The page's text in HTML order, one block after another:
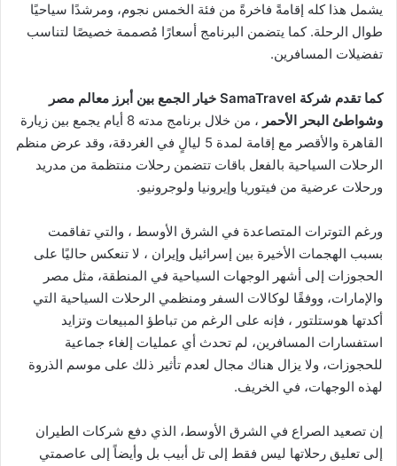
يشمل هذا كله إقامةً فاخرةً من فئة الخمس نجوم، ومرشدًا سياحيًا
طوال الرحلة. كما يتضمن البرنامج أسعارًا مُصممة خصيصًا لتناسب
تفضيلات المسافرين.
كما تقدم شركة
خيار الجمع بين أبرز معالم مصر
وشواطئ البحر الأحمر
، من خلال برنامج مدته 8 أيام يجمع بين زيارة
القاهرة والأقصر مع إقامة لمدة 5 ليالٍ في الغردقة، وقد عرض منظم
الرحلات السياحية بالفعل باقات تتضمن رحلات منتظمة من مدريد
ورحلات عرضية من فيتوريا وإيرونيا ولوجرونيو.
ورغم التوترات المتصاعدة في الشرق الأوسط ، والتي تفاقمت
بسبب الهجمات الأخيرة بين إسرائيل وإيران ، لا تنعكس حاليًا على
الحجوزات إلى أشهر الوجهات السياحية في المنطقة، مثل مصر
والإمارات، ووفقًا لوكالات السفر ومنظمي الرحلات السياحية التي
أكدتها هوستلتور ، فإنه على الرغم من تباطؤ المبيعات وتزايد
استفسارات المسافرين، لم تحدث أي عمليات إلغاء جماعية
للحجوزات، ولا يزال هناك مجال لعدم تأثير ذلك على موسم الذروة
لهذه الوجهات، في الخريف.
إن تصعيد الصراع في الشرق الأوسط، الذي دفع شركات الطيران
إلى تعليق رحلاتها ليس فقط إلى تل أبيب بل وأيضاً إلى عاصمتي